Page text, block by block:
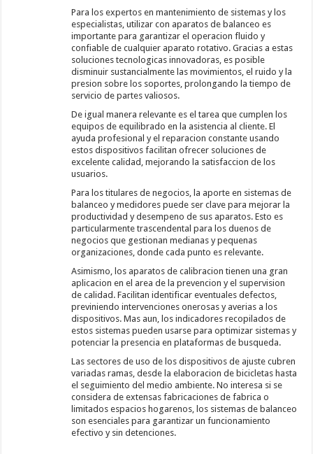
Para los expertos en mantenimiento de sistemas y los
especialistas, utilizar con aparatos de balanceo es
importante para garantizar el operacion fluido y
confiable de cualquier aparato rotativo. Gracias a estas
soluciones tecnologicas innovadoras, es posible
disminuir sustancialmente las movimientos, el ruido y la
presion sobre los soportes, prolongando la tiempo de
servicio de partes valiosos.
De igual manera relevante es el tarea que cumplen los
equipos de equilibrado en la asistencia al cliente. El
ayuda profesional y el reparacion constante usando
estos dispositivos facilitan ofrecer soluciones de
excelente calidad, mejorando la satisfaccion de los
usuarios.
Para los titulares de negocios, la aporte en sistemas de
balanceo y medidores puede ser clave para mejorar la
productividad y desempeno de sus aparatos. Esto es
particularmente trascendental para los duenos de
negocios que gestionan medianas y pequenas
organizaciones, donde cada punto es relevante.
Asimismo, los aparatos de calibracion tienen una gran
aplicacion en el area de la prevencion y el supervision
de calidad. Facilitan identificar eventuales defectos,
previniendo intervenciones onerosas y averias a los
dispositivos. Mas aun, los indicadores recopilados de
estos sistemas pueden usarse para optimizar sistemas y
potenciar la presencia en plataformas de busqueda.
Las sectores de uso de los dispositivos de ajuste cubren
variadas ramas, desde la elaboracion de bicicletas hasta
el seguimiento del medio ambiente. No interesa si se
considera de extensas fabricaciones de fabrica o
limitados espacios hogarenos, los sistemas de balanceo
son esenciales para garantizar un funcionamiento
efectivo y sin detenciones.